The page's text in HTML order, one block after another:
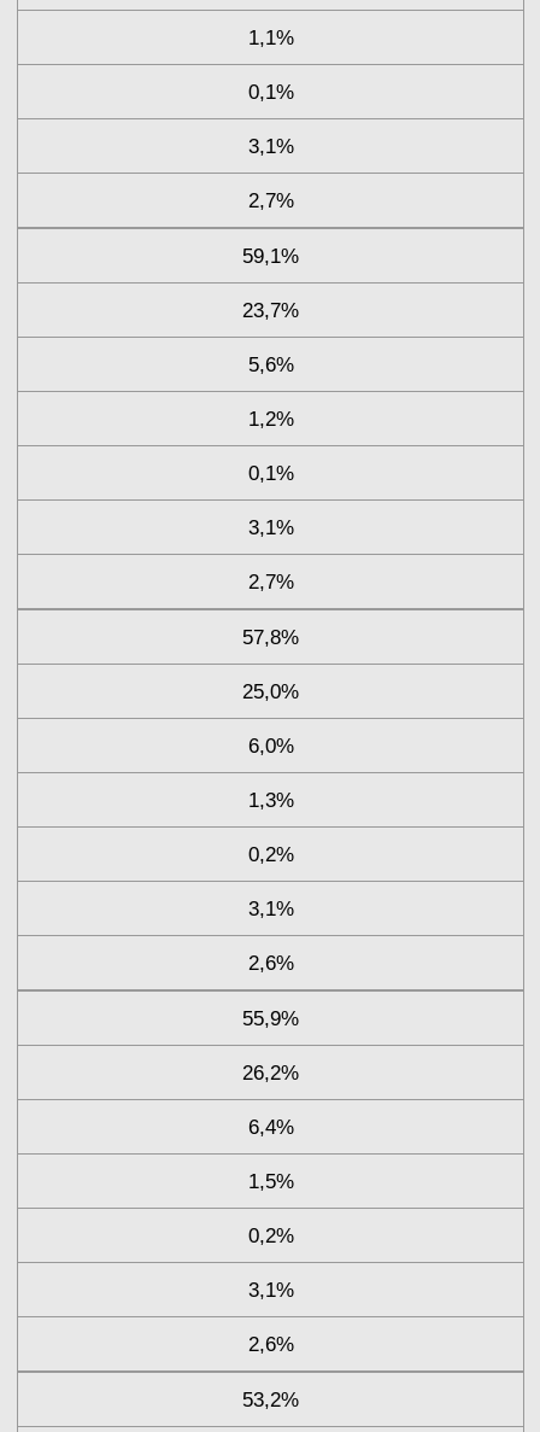
1,1%
0,1%
3,1%
2,7%
59,1%
23,7%
5,6%
1,2%
0,1%
3,1%
2,7%
57,8%
25,0%
6,0%
1,3%
0,2%
3,1%
2,6%
55,9%
26,2%
6,4%
1,5%
0,2%
3,1%
2,6%
53,2%